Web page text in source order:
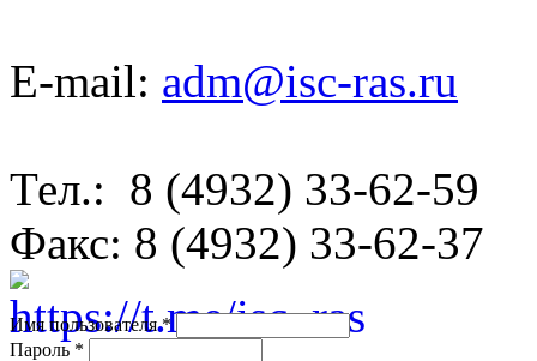
E-mail: adm@isc-ras.ru
Тел.: 8 (4932) 33-62-59
Факс: 8 (4932) 33-62-37
Имя пользователя*
Пароль *